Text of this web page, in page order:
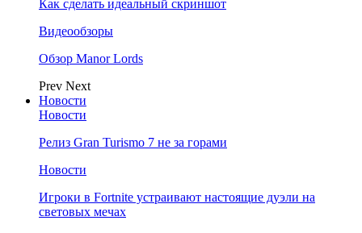
Как сделать идеальный скриншот
Видеообзоры
Обзор Manor Lords
Prev Next
Новости
Новости
Релиз Gran Turismo 7 не за горами
Новости
Игроки в Fortnite устраивают настоящие дуэли на
световых мечах